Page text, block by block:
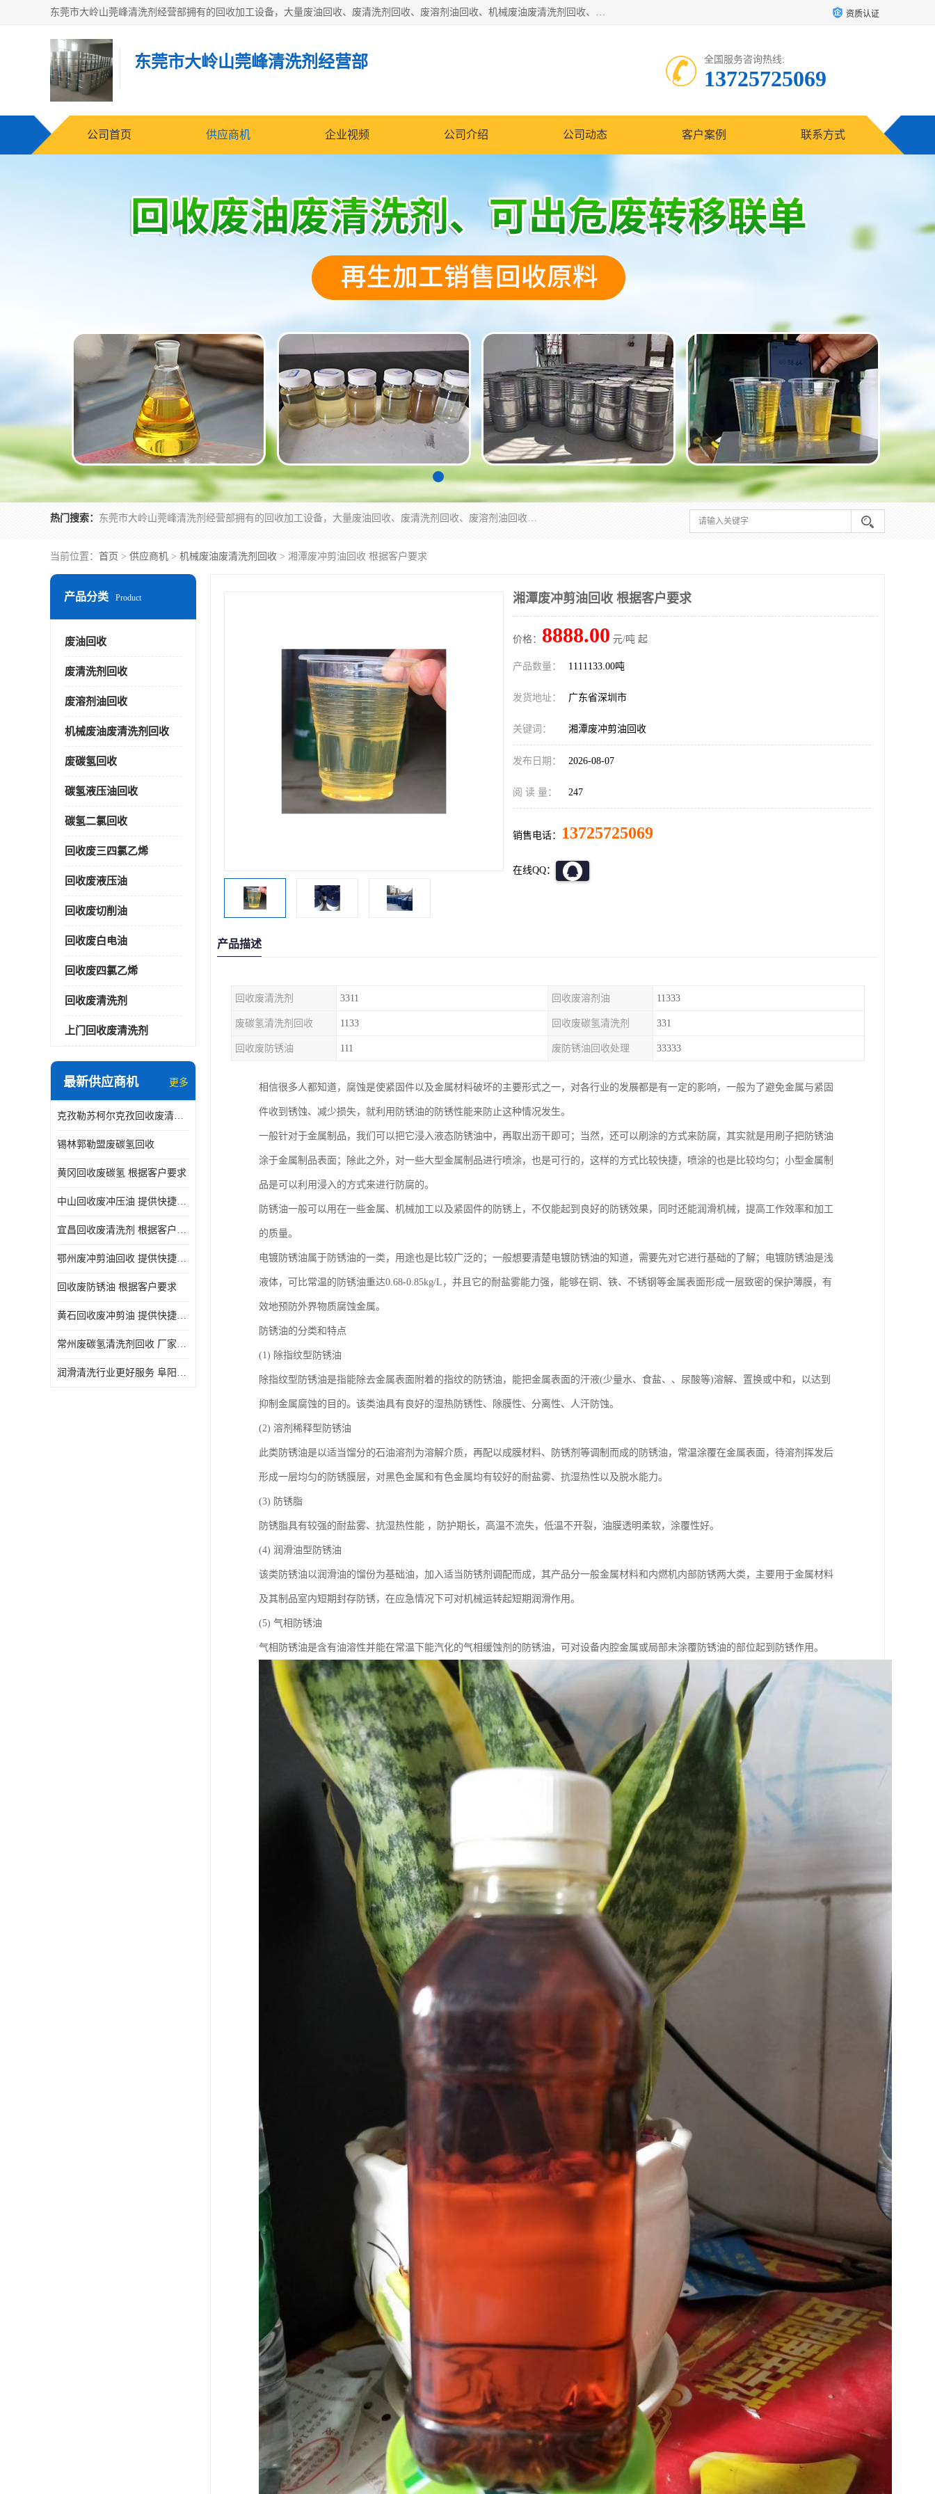
东莞市大岭山莞峰清洗剂经营部拥有的回收加工设备，大量废油回收、废清洗剂回收、废溶剂油回收、机械废油废清洗剂回收、废碳氢回收、碳氢液压油回收、碳氢二氯回收等废清洗剂处理；我们只是提供废旧化工原料的循环使用存放点，执行正规的存放，有正规的回收资质处理。同时我们公司批发零售回收级清洗剂，脱模油再生基础油，质量保证。 资质认证
东莞市大岭山莞峰清洗剂经营部 全国服务咨询热线:
13725725069
公司首页 供应商机 企业视频 公司介绍 公司动态 客户案例 联系方式
热门搜索： 东莞市大岭山莞峰清洗剂经营部拥有的回收加工设备，大量废油回收、废清洗剂回收、废溶剂油回收、机械废油废清洗剂回收、废碳氢回收、碳氢液压油回收、碳氢二氯回收等废清洗剂处理；我们只是提供废旧化工原料的循环使用存放点，执行正规的存放，有正规的回收资质处理。同时我们公司批发零售回收级清洗剂，脱模油再生基础油，质量保证。
当前位置： 首页 > 供应商机 > 机械废油废清洗剂回收 > 湘潭废冲剪油回收 根据客户要求
产品分类 Product
废油回收
废清洗剂回收
废溶剂油回收
机械废油废清洗剂回收
废碳氢回收
碳氢液压油回收
碳氢二氯回收
回收废三四氯乙烯
回收废液压油
回收废切削油
回收废白电油
回收废四氯乙烯
回收废清洗剂
上门回收废清洗剂
最新供应商机 更多
克孜勒苏柯尔克孜回收废清洗剂
锡林郭勒盟废碳氢回收
黄冈回收废碳氢 根据客户要求
中山回收废冲压油 提供快捷上门处理
宜昌回收废清洗剂 根据客户要求
鄂州废冲剪油回收 提供快捷上门处理
回收废防锈油 根据客户要求
黄石回收废冲剪油 提供快捷上门处理
常州废碳氢清洗剂回收 厂家价格
润滑清洗行业更好服务 阜阳回收废防锈油
湘潭废冲剪油回收 根据客户要求
价格： 8888.00 元/吨 起
产品数量： 1111133.00吨
发货地址： 广东省深圳市
关键词： 湘潭废冲剪油回收
发布日期： 2026-08-07
阅 读 量： 247
销售电话： 13725725069
在线QQ：
产品描述
回收废清洗剂 3311 回收废溶剂油 11333
废碳氢清洗剂回收 1133 回收废碳氢清洗剂 331
回收废防锈油 111 废防锈油回收处理 33333
相信很多人都知道，腐蚀是使紧固件以及金属材料破坏的主要形式之一，对各行业的发展都是有一定的影响，一般为了避免金属与紧固
件收到锈蚀、减少损失，就利用防锈油的防锈性能来防止这种情况发生。
一般针对于金属制品，我们可以把它浸入液态防锈油中，再取出沥干即可；当然，还可以刷涂的方式来防腐，其实就是用刷子把防锈油
涂于金属制品表面；除此之外，对一些大型金属制品进行喷涂，也是可行的，这样的方式比较快捷，喷涂的也是比较均匀；小型金属制
品是可以利用浸入的方式来进行防腐的。
防锈油一般可以用在一些金属、机械加工以及紧固件的防锈上，不仅能起到良好的防锈效果，同时还能润滑机械，提高工作效率和加工
的质量。
电镀防锈油属于防锈油的一类，用途也是比较广泛的；一般想要清楚电镀防锈油的知道，需要先对它进行基础的了解；电镀防锈油是浅
液体，可比常温的防锈油重达0.68-0.85kg/L，并且它的耐盐雾能力强，能够在铜、铁、不锈钢等金属表面形成一层致密的保护薄膜，有
效地预防外界物质腐蚀金属。
防锈油的分类和特点
(1) 除指纹型防锈油
除指纹型防锈油是指能除去金属表面附着的指纹的防锈油，能把金属表面的汗液(少量水、食盐、、尿酸等)溶解、置换或中和，以达到
抑制金属腐蚀的目的。该类油具有良好的湿热防锈性、除膜性、分离性、人汗防蚀。
(2) 溶剂稀释型防锈油
此类防锈油是以适当馏分的石油溶剂为溶解介质，再配以成膜材料、防锈剂等调制而成的防锈油，常温涂覆在金属表面，待溶剂挥发后
形成一层均匀的防锈膜层，对黑色金属和有色金属均有较好的耐盐雾、抗湿热性以及脱水能力。
(3) 防锈脂
防锈脂具有较强的耐盐雾、抗湿热性能 ，防护期长，高温不流失，低温不开裂，油膜透明柔软，涂覆性好。
(4) 润滑油型防锈油
该类防锈油以润滑油的馏份为基础油，加入适当防锈剂调配而成，其产品分一般金属材料和内燃机内部防锈两大类，主要用于金属材料
及其制品室内短期封存防锈，在应急情况下可对机械运转起短期润滑作用。
(5) 气相防锈油
气相防锈油是含有油溶性并能在常温下能汽化的气相缓蚀剂的防锈油，可对设备内腔金属或局部未涂覆防锈油的部位起到防锈作用。